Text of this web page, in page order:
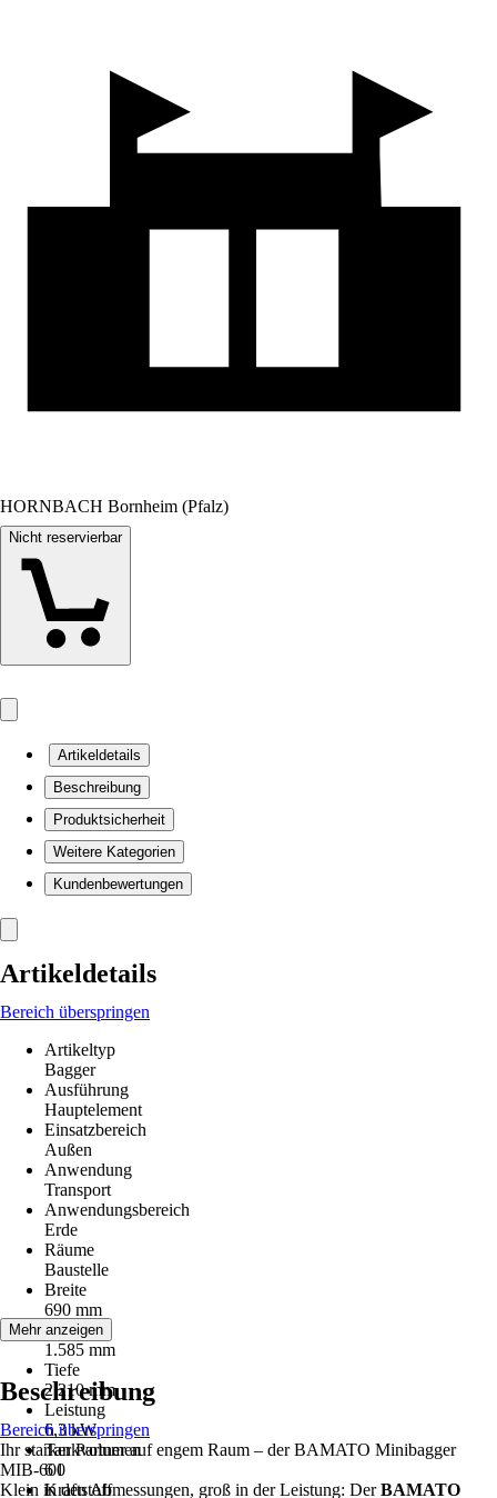
HORNBACH Bornheim (Pfalz)
Nicht reservierbar
Artikeldetails
Beschreibung
Produktsicherheit
Weitere Kategorien
Kundenbewertungen
Artikeldetails
Bereich überspringen
Artikeltyp
Bagger
Ausführung
Hauptelement
Einsatzbereich
Außen
Anwendung
Transport
Anwendungsbereich
Erde
Räume
Baustelle
Breite
690 mm
Höhe
1.585 mm
Tiefe
2.210 mm
Leistung
6,3 kW
Tankvolumen
6 l
Kraftstoff
Mehr anzeigen
Beschreibung
Bereich überspringen
Ihr starker Partner auf engem Raum – der BAMATO Minibagger
MIB-600
Klein in den Abmessungen, groß in der Leistung: DerBAMATO